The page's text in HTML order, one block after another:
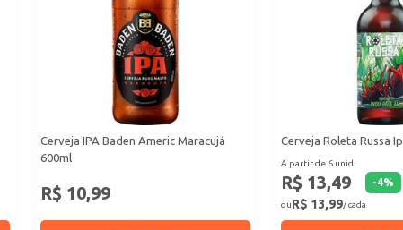
Cerveja IPA Baden Americ Maracujá
600ml
R$ 10,99
Cerveja Roleta Russa
A partir de 6 unid.
R$ 13,49 -4%
ouR$ 13,99/ cada